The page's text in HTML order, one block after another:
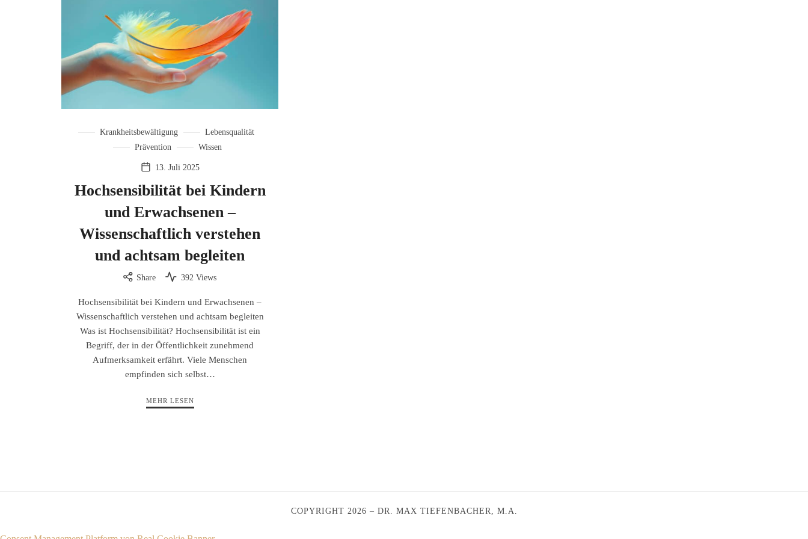
Krankheitsbewältigung
Lebensqualität
Prävention
Wissen
13. Juli 2025
Hochsensibilität bei Kindern
und Erwachsenen –
Wissenschaftlich verstehen
und achtsam begleiten
Share 392 Views
Hochsensibilität bei Kindern und Erwachsenen –
Wissenschaftlich verstehen und achtsam begleiten
Was ist Hochsensibilität? Hochsensibilität ist ein
Begriff, der in der Öffentlichkeit zunehmend
Aufmerksamkeit erfährt. Viele Menschen
empfinden sich selbst…
MEHR LESEN
COPYRIGHT 2026 – DR. MAX TIEFENBACHER, M.A.